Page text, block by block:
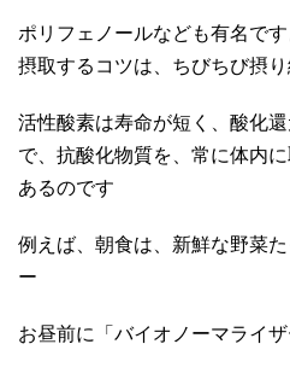
ポリフェノールなども有名で
摂取するコツは、ちびちび摂
活性酸素は寿命が短く、酸化
で、抗酸化物質を、常に体内
あるのです
例えば、朝食は、新鮮な野菜
ー
お昼前に「バイオノーマライ